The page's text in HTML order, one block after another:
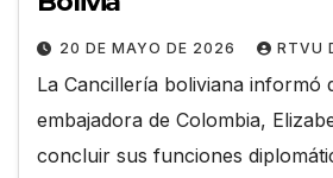
20 DE MAYO DE 2026 RTVU
La Cancillería boliviana informó
embajadora de Colombia,
concluir sus funciones